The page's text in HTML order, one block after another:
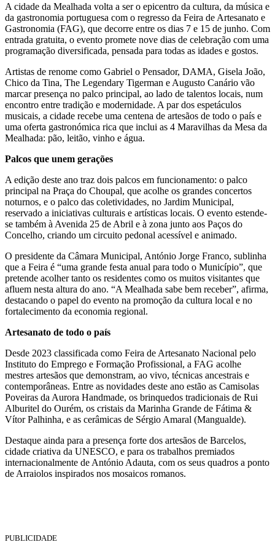
A cidade da Mealhada volta a ser o epicentro da cultura, da música e
da gastronomia portuguesa com o regresso da Feira de Artesanato e
Gastronomia (FAG), que decorre entre os dias 7 e 15 de junho. Com
entrada gratuita, o evento promete nove dias de celebração com uma
programação diversificada, pensada para todas as idades e gostos.
Artistas de renome como Gabriel o Pensador, DAMA, Gisela João,
Chico da Tina, The Legendary Tigerman e Augusto Canário vão
marcar presença no palco principal, ao lado de talentos locais, num
encontro entre tradição e modernidade. A par dos espetáculos
musicais, a cidade recebe uma centena de artesãos de todo o país e
uma oferta gastronómica rica que inclui as 4 Maravilhas da Mesa da
Mealhada: pão, leitão, vinho e água.
Palcos que unem gerações
A edição deste ano traz dois palcos em funcionamento: o palco
principal na Praça do Choupal, que acolhe os grandes concertos
noturnos, e o palco das coletividades, no Jardim Municipal,
reservado a iniciativas culturais e artísticas locais. O evento estende-
se também à Avenida 25 de Abril e à zona junto aos Paços do
Concelho, criando um circuito pedonal acessível e animado.
O presidente da Câmara Municipal, António Jorge Franco, sublinha
que a Feira é “uma grande festa anual para todo o Município”, que
pretende acolher tanto os residentes como os muitos visitantes que
afluem nesta altura do ano. “A Mealhada sabe bem receber”, afirma,
destacando o papel do evento na promoção da cultura local e no
fortalecimento da economia regional.
Artesanato de todo o país
Desde 2023 classificada como Feira de Artesanato Nacional pelo
Instituto do Emprego e Formação Profissional, a FAG acolhe
mestres artesãos que demonstram, ao vivo, técnicas ancestrais e
contemporâneas. Entre as novidades deste ano estão as Camisolas
Poveiras da Aurora Handmade, os brinquedos tradicionais de Rui
Alburitel do Ourém, os cristais da Marinha Grande de Fátima &
Vítor Palhinha, e as cerâmicas de Sérgio Amaral (Mangualde).
Destaque ainda para a presença forte dos artesãos de Barcelos,
cidade criativa da UNESCO, e para os trabalhos premiados
internacionalmente de António Adauta, com os seus quadros a ponto
de Arraiolos inspirados nos mosaicos romanos.
PUBLICIDADE